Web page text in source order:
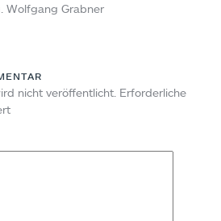
Wolfgang Grabner
nicht veröffentlicht. Erforderliche